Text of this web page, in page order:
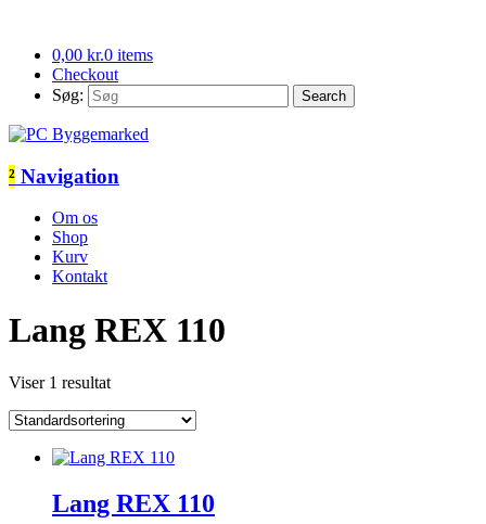
0,00 kr.0 items
Checkout
Søg:
² Navigation
Om os
Shop
Kurv
Kontakt
Lang REX 110
Viser 1 resultat
Lang REX 110